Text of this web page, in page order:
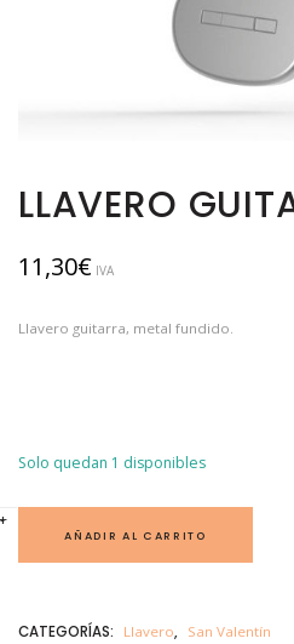
LLAVERO
11,30€ IVA
Llavero guitarra, metal fundido.
Solo quedan 1 disponibles
V
G
-
AÑADIR AL CARRITO
CATEGORÍAS: Llavero, San Valentín